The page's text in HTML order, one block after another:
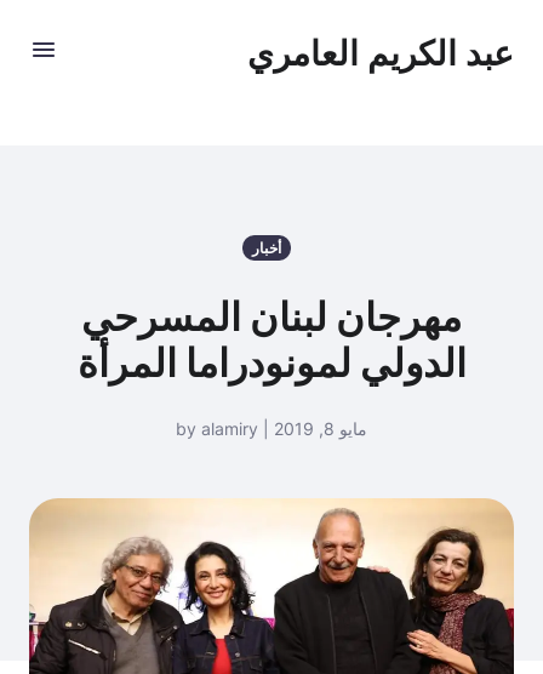
عبد الكريم العامري
أخبار
مهرجان لبنان المسرحي
الدولي لمونودراما المرأة
مايو 8, 2019 | by alamiry